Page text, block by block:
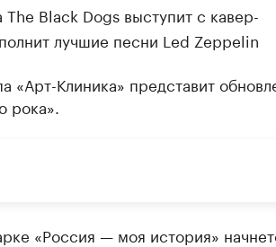
Black Dogs выступит с кавер-
лучшие песни Led Zeppelin
«Арт-Клиника» представит
рока».
«Россия — моя история»